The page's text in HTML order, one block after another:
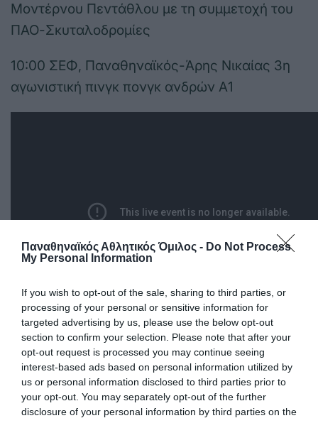
Παναθηναϊκός Αθλητικός Όμιλος - Do Not Process
My Personal Information
If you wish to opt-out of the sale, sharing to third parties, or
processing of your personal or sensitive information for
targeted advertising by us, please use the below opt-out
section to confirm your selection. Please note that after your
opt-out request is processed you may continue seeing
interest-based ads based on personal information utilized by
us or personal information disclosed to third parties prior to
your opt-out. You may separately opt-out of the further
disclosure of your personal information by third parties on the
Μοντέρνου Πεντάθλου με τη συμμετοχή του
ΠΑΟ-Σκυταλοδρομίες
10:00 ΣΕΦ, Παναθηναϊκός-Άρης Νικαίας 3η
αγωνιστική πινγκ πονγκ ανδρών Α1
14:15 κλ. «Παύλος Γιαννακόπουλος»,
Παναθηναϊκός-Ολυμπιακός 2η αγωνιστική
μπάσκετ Α1 γυναικών (ΕΡΤ3)